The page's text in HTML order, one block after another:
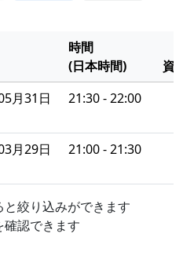
時間
(日本時間)
資
月31日 21:30 - 22:00
月29日 21:00 - 21:30
絞り込みができます
認できます